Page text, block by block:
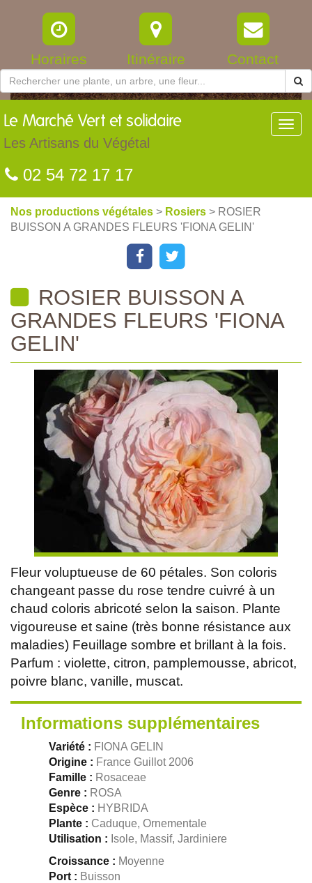
Horaires Itinéraire Contact
Le Marché Vert et solidaire
Les Artisans du Végétal
02 54 72 17 17
Nos productions végétales > Rosiers > ROSIER
BUISSON A GRANDES FLEURS 'FIONA GELIN'
ROSIER BUISSON A
GRANDES FLEURS 'FIONA
GELIN'
Fleur voluptueuse de 60 pétales. Son coloris
changeant passe du rose tendre cuivré à un
chaud coloris abricoté selon la saison. Plante
vigoureuse et saine (très bonne résistance aux
maladies) Feuillage sombre et brillant à la fois.
Parfum : violette, citron, pamplemousse, abricot,
poivre blanc, vanille, muscat.
Informations supplémentaires
Variété : FIONA GELIN
Origine : France Guillot 2006
Famille : Rosaceae
Genre : ROSA
Espèce : HYBRIDA
Plante : Caduque, Ornementale
Utilisation : Isole, Massif, Jardiniere
Croissance : Moyenne
Port : Buisson